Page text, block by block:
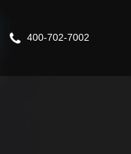
400-702-7002